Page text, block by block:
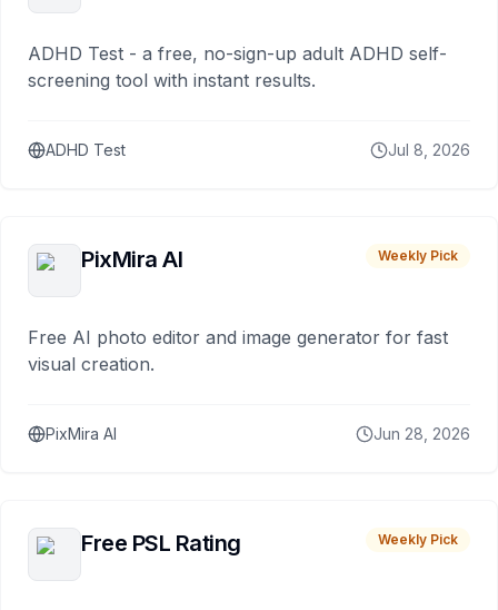
ADHD Test - a free, no-sign-up adult ADHD self-
screening tool with instant results.
ADHD Test Jul 8, 2026
PixMira AI Weekly Pick
Free AI photo editor and image generator for fast
visual creation.
PixMira AI Jun 28, 2026
Free PSL Rating Weekly Pick